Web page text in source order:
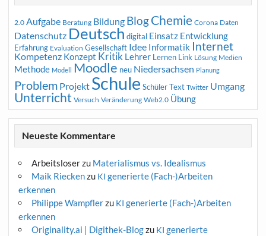
2.0 Aufgabe Beratung Bildung BlogChemie Corona Daten
Datenschutz Deutsch digital Einsatz Entwicklung
Erfahrung Evaluation Gesellschaft Idee Informatik Internet
Kompetenz Konzept Kritik Lehrer Lernen Link Lösung Medien
Methode Modell Moodle neu Niedersachsen Planung
Problem Projekt Schule Schüler Text Twitter Umgang
Unterricht Versuch Veränderung Web2.0 Übung
Neueste Kommentare
Arbeitsloserzu Materialismus vs. Idealismus
Maik Rieckenzu KI generierte (Fach-)Arbeiten
erkennen
Philippe Wampflerzu KI generierte (Fach-)Arbeiten
erkennen
Originality.ai | Digithek-Blogzu KI generierte